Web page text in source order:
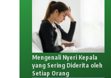
Mengenali Nyeri Kepala
yang Sering Diderita oleh
Setiap Orang